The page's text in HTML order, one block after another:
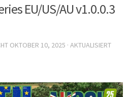
EU/US/AU v1.0.0.3
OKTOBER 10, 2025 · AKTUALISIERT